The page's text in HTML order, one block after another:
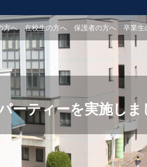
方へ 在校生の方へ 保護者の方へ 卒業生
ーティーを実施しま